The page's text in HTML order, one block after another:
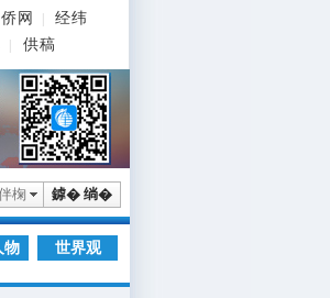
侨网
经纬
供稿
鎼� 绱�
椈
物 世界观